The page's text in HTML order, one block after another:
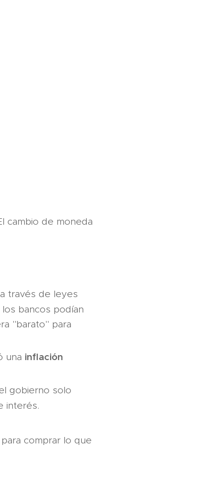
cambio de moneda
través de leyes
bancos podían
"barato" para
una inflación
gobierno solo
interés.
para comprar lo que